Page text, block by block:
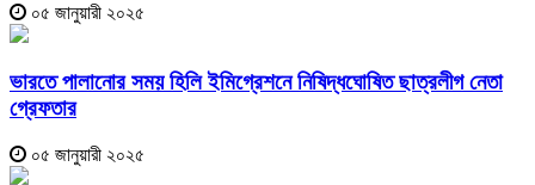
০৫ জানুয়ারী ২০২৫
ভারতে পালানোর সময় হিলি ইমিগ্রেশনে নিষিদ্ধঘোষিত ছাত্রলীগ নেতা
গ্রেফতার
০৫ জানুয়ারী ২০২৫